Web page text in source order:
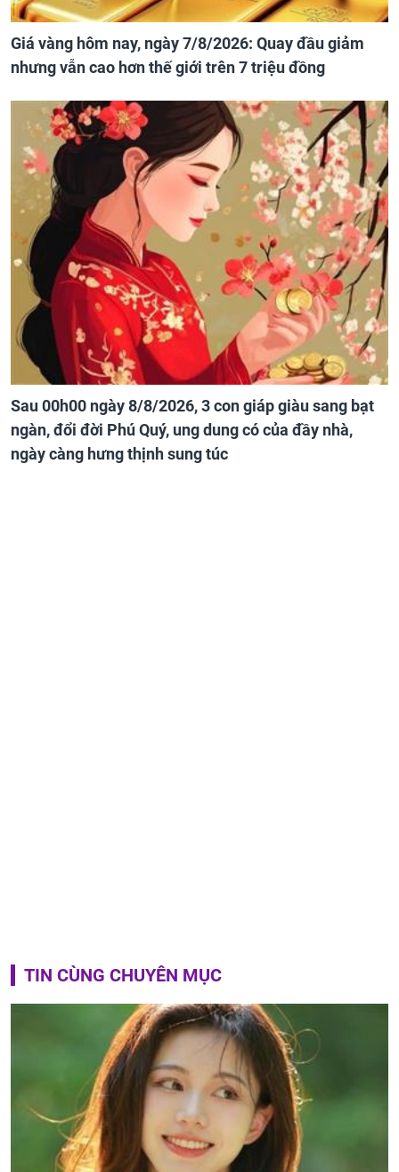
Giá vàng hôm nay, ngày 7/8/2026: Quay đầu giảm
nhưng vẫn cao hơn thế giới trên 7 triệu đồng
Sau 00h00 ngày 8/8/2026, 3 con giáp giàu sang bạt
ngàn, đổi đời Phú Quý, ung dung có của đầy nhà,
ngày càng hưng thịnh sung túc
TIN CÙNG CHUYÊN MỤC